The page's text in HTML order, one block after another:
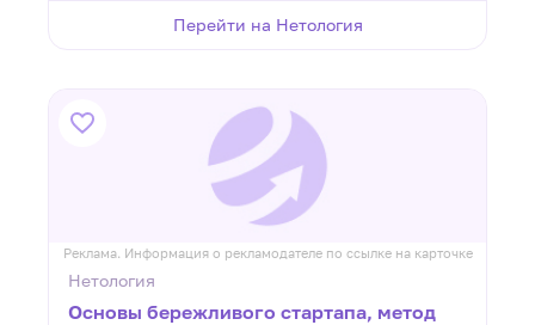
Перейти на Нетология
Реклама. Информация о рекламодателе по ссылке на карточке
Нетология
Основы бережливого стартапа, метод